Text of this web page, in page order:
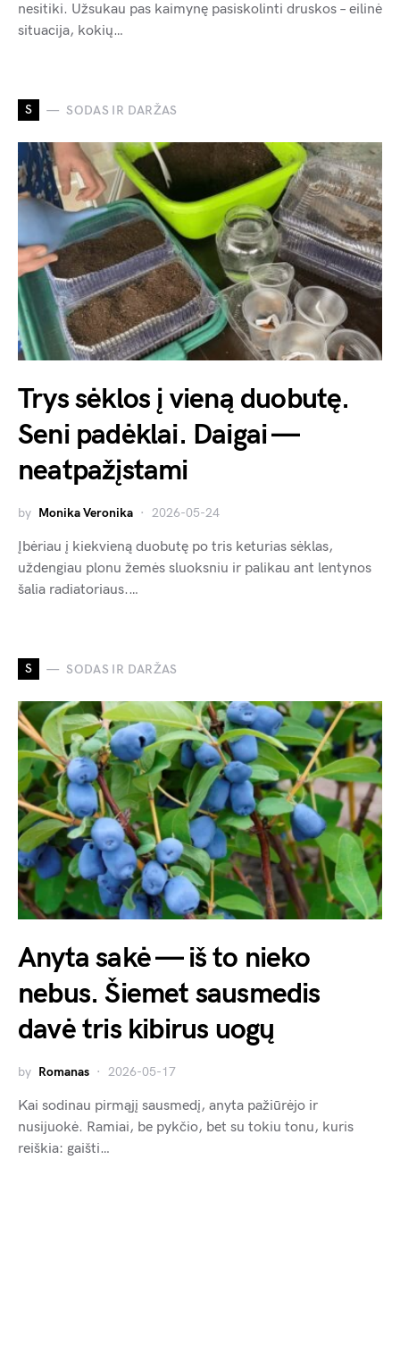
nesitiki. Užsukau pas kaimynę pasiskolinti druskos – eilinė
situacija, kokių…
S SODAS IR DARŽAS
Trys sėklos į vieną duobutę.
Seni padėklai. Daigai —
neatpažįstami
by Monika Veronika 2026-05-24
Įbėriau į kiekvieną duobutę po tris keturias sėklas,
uždengiau plonu žemės sluoksniu ir palikau ant lentynos
šalia radiatoriaus.…
S SODAS IR DARŽAS
Anyta sakė — iš to nieko
nebus. Šiemet sausmedis
davė tris kibirus uogų
by Romanas 2026-05-17
Kai sodinau pirmąjį sausmedį, anyta pažiūrėjo ir
nusijuokė. Ramiai, be pykčio, bet su tokiu tonu, kuris
reiškia: gaišti…